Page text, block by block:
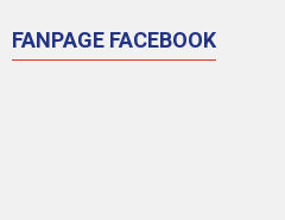
FANPAGE FACEBOOK